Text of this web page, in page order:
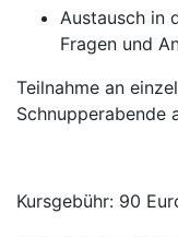
Austausch in
Fragen und
Teilnahme an
Schnupperabende
Kursgebühr: 90